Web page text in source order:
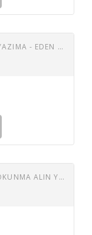
AYFER BAŞIBÜYÜK - DOKUNMA ALIN YAZIMA - EDEN BULUR 45 LİK PLAK
AYFER BAŞIBÜYÜK - EDEN BULUR - DOKUNMA ALIN YAZIMA 45 LIK PLAK